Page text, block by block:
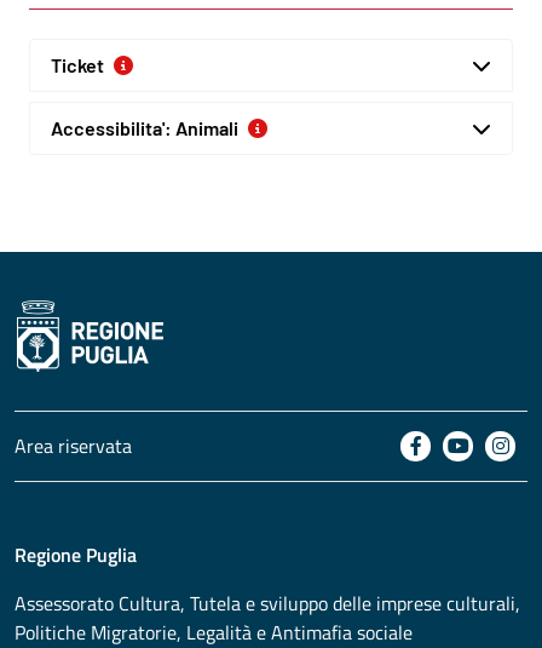
Ticket
Accessibilita': Animali
Area riservata
Regione Puglia
Assessorato Cultura, Tutela e sviluppo delle imprese culturali,
Politiche Migratorie, Legalità e Antimafia sociale